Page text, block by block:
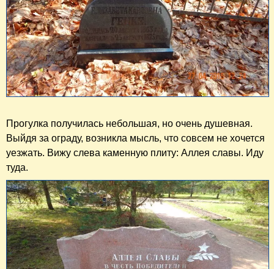
Прогулка получилась небольшая, но очень душевная.
Выйдя за ограду, возникла мысль, что совсем не хочется
уезжать. Вижу слева каменную плиту: Аллея славы. Иду
туда.